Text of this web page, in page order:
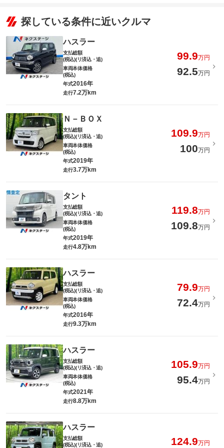
探している条件に近いクルマ
ハスラー
支払総額
(税込)(リ済込・追)
99.9万円
車両本体価格
(税込)
92.5万円
年式2016年
走行7.2万km
Ｎ－ＢＯＸ
支払総額
(税込)(リ済込・追)
109.9万円
車両本体価格
(税込)
100万円
年式2019年
走行3.7万km
タント
支払総額
(税込)(リ済込・追)
119.8万円
車両本体価格
(税込)
109.8万円
年式2019年
走行4.8万km
ハスラー
支払総額
(税込)(リ済込・追)
79.9万円
車両本体価格
(税込)
72.4万円
年式2016年
走行9.3万km
ハスラー
支払総額
(税込)(リ済込・追)
105.9万円
車両本体価格
(税込)
95.4万円
年式2021年
走行8.8万km
ハスラー
支払総額
(税込)(リ済込・追)
124.9万円